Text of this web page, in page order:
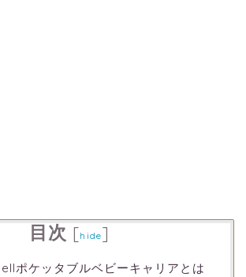
目次 [hide]
ポケッタブルベビーキャリアとは